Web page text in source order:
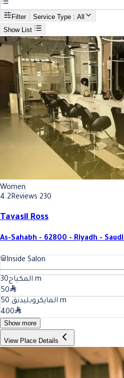
Filter Service Type : All
Show List
Search
Best Eyelash care In Riyadh
Best Eyelash
Women
4.2Reviews 230
Tavasil Ross
As-Sahabh - 62800 - Riyadh -
Inside Salon
المكياج30
m
50
المايكروبليدنق 50
m
400
Show more
View Place Details